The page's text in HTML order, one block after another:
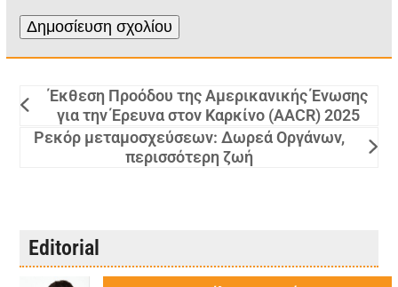
Έκθεση Προόδου της Αμερικανικής Ένωσης
για την Έρευνα στον Καρκίνο (AACR) 2025
Ρεκόρ μεταμοσχεύσεων: Δωρεά Οργάνων,
περισσότερη ζωή
Editorial